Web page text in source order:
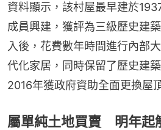
資料顯示，該村屋最早建於
成員興建，獲評為三級歷史建
入後，花費數年時間進行內部
代化家居，同時保留了歷史建
2016年獲政府資助全面更換屋
屬單純土地買賣 明年起